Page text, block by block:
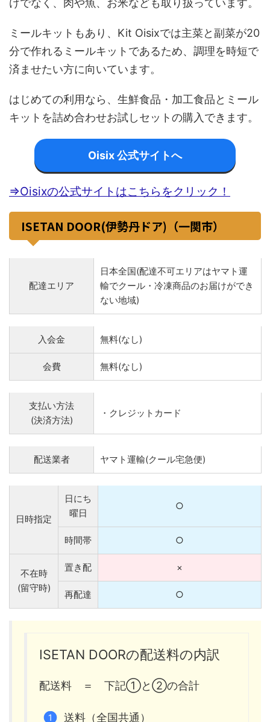
けでなく、肉や魚、お米なども取り扱っています。
ミールキットもあり、Kit Oisixでは主菜と副菜が20
分で作れるミールキットであるため、調理を時短で
済ませたい方に向いています。
はじめての利用なら、生鮮食品・加工食品とミール
キットを詰め合わせお試しセットの購入できます。
Oisix 公式サイトへ
⇒Oisixの公式サイトはこちらをクリック！
ISETAN DOOR(伊勢丹ドア)（一関市）
配達エリア
日本全国(配達不可エリアはヤマト運
輸でクール・冷凍商品のお届けができ
ない地域)
入会金 無料(なし)
会費 無料(なし)
支払い方法
(決済方法)
・クレジットカード
配送業者 ヤマト運輸(クール宅急便)
日時指定
日にち
曜日
○
時間帯 ○
不在時
(留守時)
置き配 ×
再配達 ○
ISETAN DOORの配送料の内訳
配送料 ＝ 下記①と②の合計
送料（全国共通）